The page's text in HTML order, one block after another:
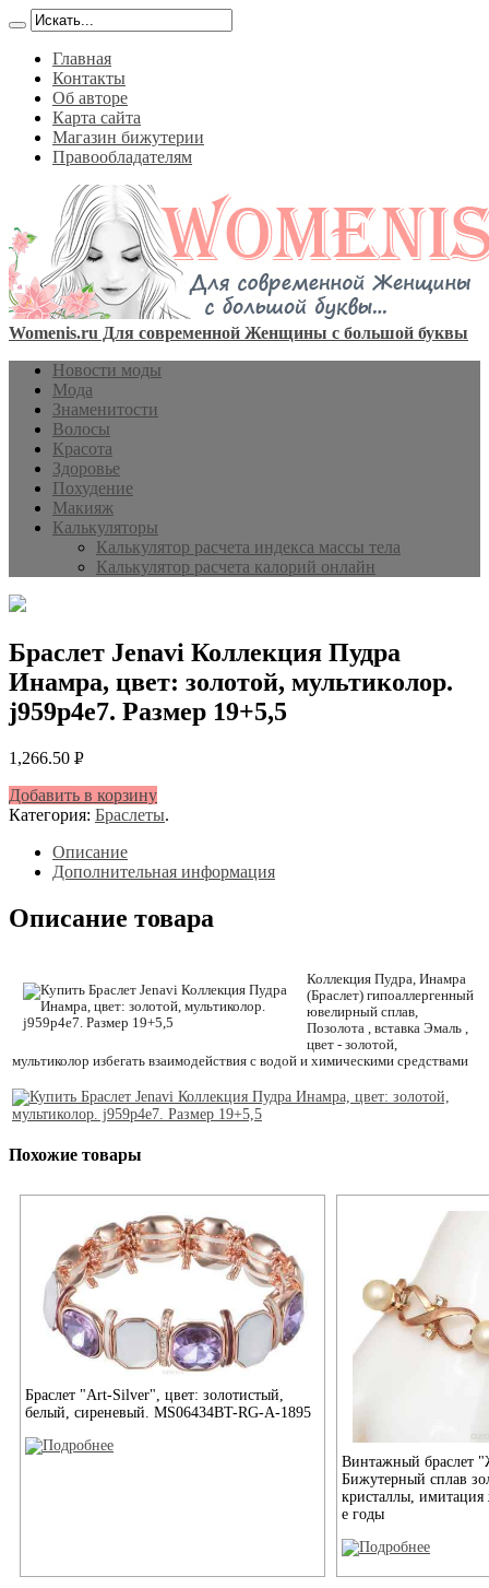
Главная
Контакты
Об авторе
Карта сайта
Магазин бижутерии
Правообладателям
Womenis.ru Для современной Женщины с большой буквы
Новости моды
Мода
Знаменитости
Волосы
Красота
Здоровье
Похудение
Макияж
Калькуляторы
Калькулятор расчета индекса массы тела
Калькулятор расчета калорий онлайн
Браслет Jenavi Коллекция Пудра
Инамра, цвет: золотой, мультиколор.
j959p4e7. Размер 19+5,5
1,266.50 Р
Добавить в корзину
Категория: Браслеты.
Описание
Дополнительная информация
Описание товара
Коллекция Пудра, Инамра
(Браслет) гипоаллергенный
ювелирный сплав,
Позолота , вставка Эмаль ,
цвет - золотой,
мультиколор избегать взаимодействия с водой и химическими средствами
Похожие товары
Браслет "Art-Silver", цвет: золотистый,
белый, сиреневый. MS06434BT-RG-A-1895
Винтажный браслет
Бижутерный сплав
кристаллы,
е годы